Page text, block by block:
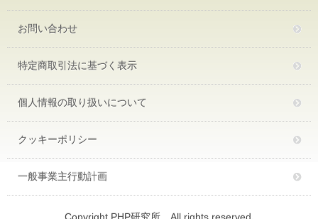
お問い合わせ
特定商取引法に基づく表示
個人情報の取り扱いについて
クッキーポリシー
一般事業主行動計画